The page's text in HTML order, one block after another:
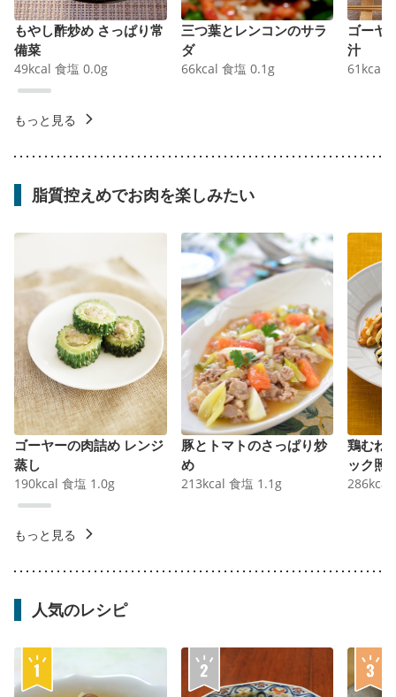
もやし酢炒め さっぱり常
備菜
49kcal 食塩 0.0g
三つ葉とレンコンのサラ
ダ
66kcal 食塩 0.1 g
ゴーヤ
汁
61 kcal
もっと見る
脂質控えめでお肉を楽しみたい
ゴーヤーの肉詰め レンジ
蒸し
190kcal 食塩 1.0g
豚とトマトのさっぱり炒
め
213kcal 食塩 1.1 g
鶏むね
ック照
286kcal
もっと見る
人気のレシピ